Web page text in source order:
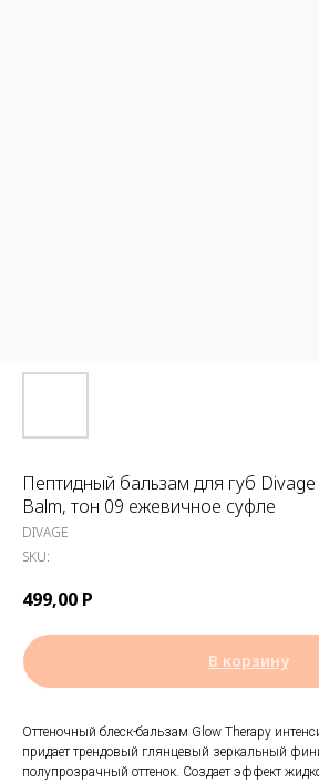
Пептидный бальзам для губ
Balm, тон 09 ежевичное суфле
DIVAGE
SKU:
499,00 Р
В корзину
Оттеночный блеск-бальзам Glow Therapy
придает трендовый глянцевый зеркальный
полупрозрачный оттенок. Создает эффект